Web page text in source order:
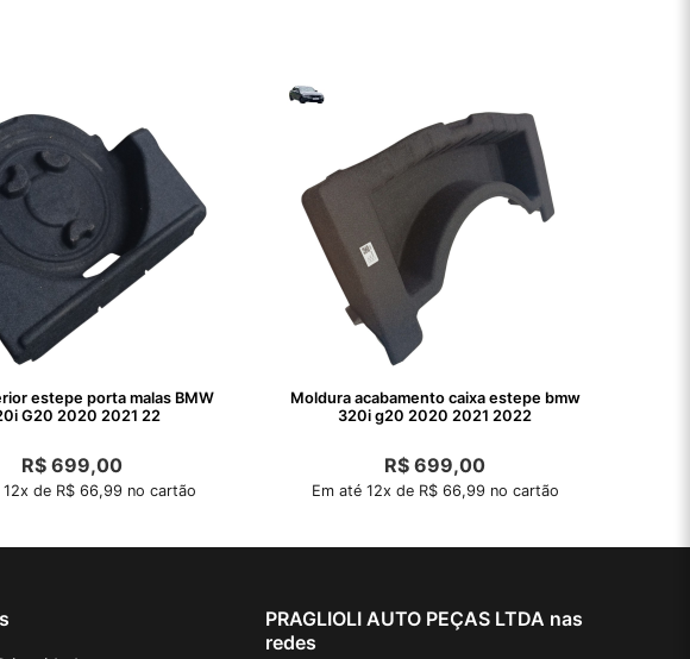
estepe porta malas BMW
G20 2020 2021 22
R$ 699,00
12x de R$ 66,99 no cartão
Moldura acabamento caixa estepe bmw
320i g20 2020 2021 2022
R$ 699,00
Em até 12x de R$ 66,99 no cartão
PRAGLIOLI AUTO PEÇAS LTDA nas
redes